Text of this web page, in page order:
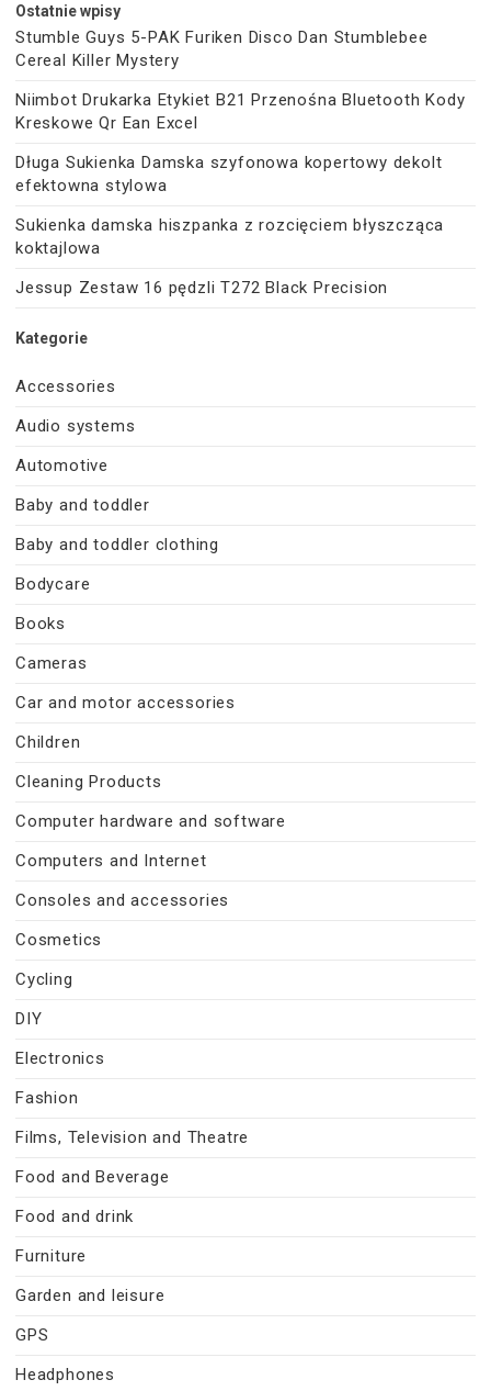
Ostatnie wpisy
Stumble Guys 5-PAK Furiken Disco Dan Stumblebee
Cereal Killer Mystery
Niimbot Drukarka Etykiet B21 Przenośna Bluetooth Kody
Kreskowe Qr Ean Excel
Długa Sukienka Damska szyfonowa kopertowy dekolt
efektowna stylowa
Sukienka damska hiszpanka z rozcięciem błyszcząca
koktajlowa
Jessup Zestaw 16 pędzli T272 Black Precision
Kategorie
Accessories
Audio systems
Automotive
Baby and toddler
Baby and toddler clothing
Bodycare
Books
Cameras
Car and motor accessories
Children
Cleaning Products
Computer hardware and software
Computers and Internet
Consoles and accessories
Cosmetics
Cycling
DIY
Electronics
Fashion
Films, Television and Theatre
Food and Beverage
Food and drink
Furniture
Garden and leisure
GPS
Headphones